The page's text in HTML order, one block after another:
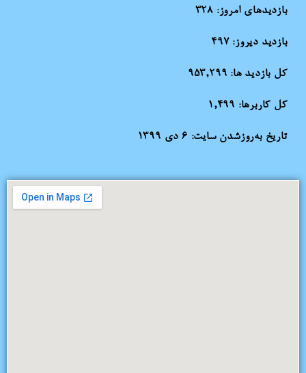
بازدیدهای امروز:328
بازدید دیروز:497
کل بازدید ها: 953,299
کل کاربرها: 1,499
تاریخ به‌روزشدن سایت: ۶ دی ۱۳۹۹